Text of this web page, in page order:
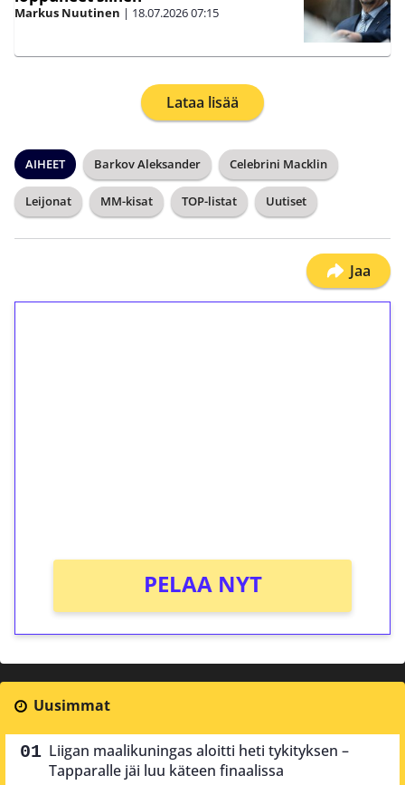
Markus Nuutinen | 18.07.202607:15
Lataa lisää
AIHEET Barkov Aleksander Celebrini Macklin
Leijonat MM-kisat TOP-listat Uutiset
Jaa
PELAA NYT
Uusimmat
Liigan maalikuningas aloitti heti tykityksen –
Tapparalle jäi luu käteen finaalissa